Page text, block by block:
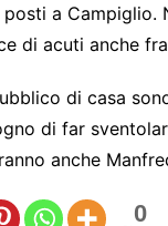
a Campiglio.
di acuti anche
di casa
di far
anche
0